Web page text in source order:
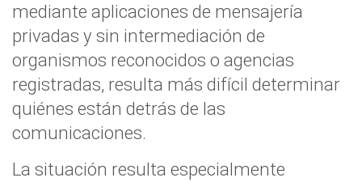
mediante aplicaciones de mensajería
privadas y sin intermediación de
organismos reconocidos o agencias
registradas, resulta más difícil determinar
quiénes están detrás de las
comunicaciones.
La situación resulta especialmente